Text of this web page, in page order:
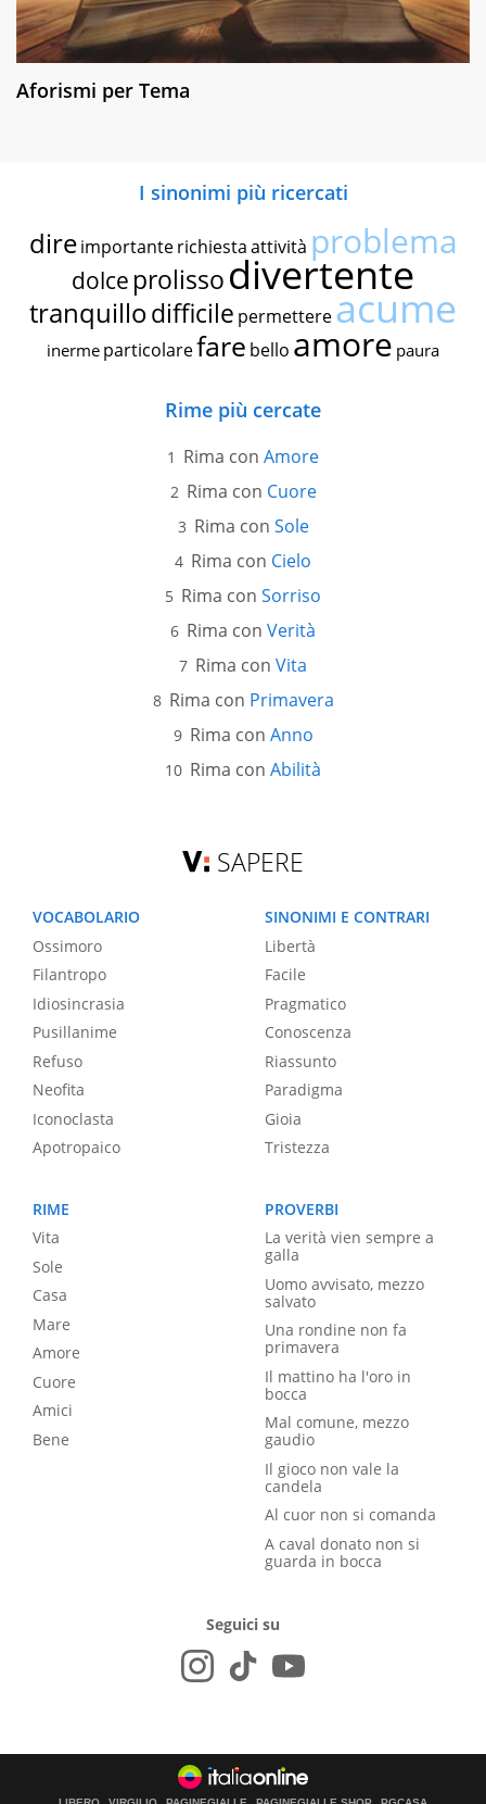
Aforismi per Tema
I sinonimi più ricercati
dire importante richiestaattività problema
dolce prolissodivertente
tranquillodifficile permettereacume
inerme particolarefare bello amore paura
Rime più cercate
Rima con Amore
Rima con Cuore
Rima con Sole
Rima con Cielo
Rima con Sorriso
Rima con Verità
Rima con Vita
Rima con Primavera
Rima con Anno
Rima con Abilità
SAPERE
VOCABOLARIO
Ossimoro
Filantropo
Idiosincrasia
Pusillanime
Refuso
Neofita
Iconoclasta
Apotropaico
SINONIMI E CONTRARI
Libertà
Facile
Pragmatico
Conoscenza
Riassunto
Paradigma
Gioia
Tristezza
RIME
Vita
Sole
Casa
Mare
Amore
Cuore
Amici
Bene
PROVERBI
La verità vien sempre a
galla
Uomo avvisato, mezzo
salvato
Una rondine non fa
primavera
Il mattino ha l'oro in
bocca
Mal comune, mezzo
gaudio
Il gioco non vale la
candela
Al cuor non si comanda
A caval donato non si
guarda in bocca
Seguici su